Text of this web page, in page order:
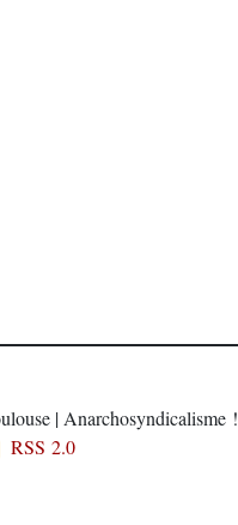
| Anarchosyndicalisme !
RSS 2.0